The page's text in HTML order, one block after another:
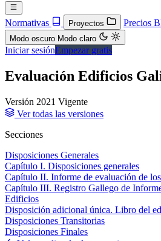
Normativas Proyectos Precios
Modo oscuro Modo claro
Iniciar sesiónEmpezar gratis
Evaluación Edificios
Versión 2021 Vigente
Ver todas las versiones
Secciones
Disposiciones Generales
Capítulo I. Disposiciones generales
Capítulo II. Informe de evaluación de
Capítulo III. Registro Gallego de
Edificios
Disposición adicional única. Libro del
Disposiciones Transitorias
Disposiciones Finales